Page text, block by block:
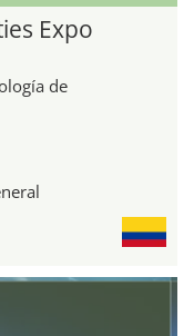
Expo
de